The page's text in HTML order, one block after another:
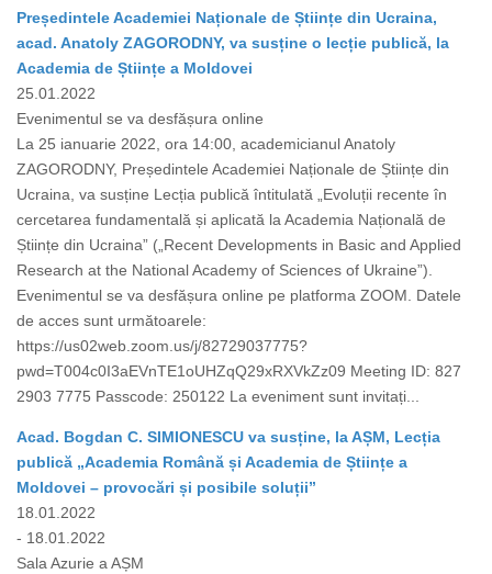
Președintele Academiei Naționale de Științe din Ucraina,
acad. Anatoly ZAGORODNY, va susține o lecție publică, la
Academia de Științe a Moldovei
25.01.2022
Evenimentul se va desfășura online
La 25 ianuarie 2022, ora 14:00, academicianul Anatoly
ZAGORODNY, Președintele Academiei Naționale de Științe din
Ucraina, va susține Lecția publică întitulată „Evoluții recente în
cercetarea fundamentală și aplicată la Academia Națională de
Științe din Ucraina” („Recent Developments in Basic and Applied
Research at the National Academy of Sciences of Ukraine”).
Evenimentul se va desfășura online pe platforma ZOOM. Datele
de acces sunt următoarele:
https://us02web.zoom.us/j/82729037775?
pwd=T004c0I3aEVnTE1oUHZqQ29xRXVkZz09 Meeting ID: 827
2903 7775 Passcode: 250122 La eveniment sunt invitați...
Acad. Bogdan C. SIMIONESCU va susține, la AȘM, Lecția
publică „Academia Română și Academia de Științe a
Moldovei – provocări și posibile soluții”
18.01.2022
- 18.01.2022
Sala Azurie a AȘM